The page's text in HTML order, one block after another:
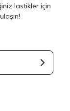
lastikler için